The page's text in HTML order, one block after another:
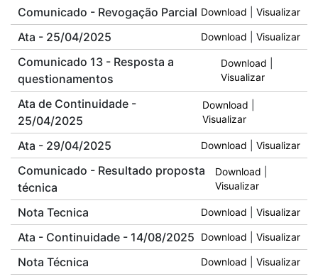
Comunicado - Revogação Parcial Download Visualizar
Ata - 25/04/2025 Download Visualizar
Comunicado 13 - Resposta a
questionamentos
Download
Visualizar
Ata de Continuidade -
25/04/2025
Download
Visualizar
Ata - 29/04/2025 Download Visualizar
Comunicado - Resultado proposta
técnica
Download
Visualizar
Nota Tecnica Download Visualizar
Ata - Continuidade - 14/08/2025 Download Visualizar
Nota Técnica Download Visualizar